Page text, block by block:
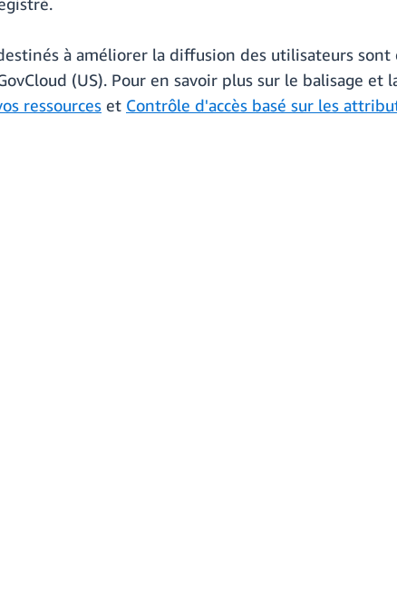
à améliorer la diffusion des utilisateurs
(US). Pour en savoir plus sur le balisage et
ressources et Contrôle d'accès basé sur les